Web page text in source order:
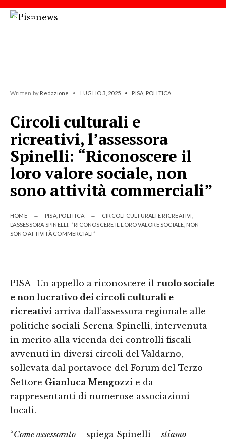
Written by Redazione • LUGLIO 3, 2025 • PISA POLITICA
Circoli culturali e
ricreativi, l’assessora
Spinelli: “Riconoscere il
loro valore sociale, non
sono attività commerciali”
HOME PISA, POLITICA
CIRCOLI CULTURALI E RICREATIVI,
L’ASSESSORA SPINELLI: “RICONOSCERE IL LORO VALORE SOCIALE, NON
SONO ATTIVITÀ COMMERCIALI”
PISA- Un appello a riconoscere il ruolo sociale
e non lucrativo dei circoli culturali e
ricreativi arriva dall’assessora regionale alle
politiche sociali Serena Spinelli, intervenuta
in merito alla vicenda dei controlli fiscali
avvenuti in diversi circoli del Valdarno,
sollevata dal portavoce del Forum del Terzo
Settore Gianluca Mengozzi e da
rappresentanti di numerose associazioni
locali.
“Come assessorato – spiega Spinelli –stiamo